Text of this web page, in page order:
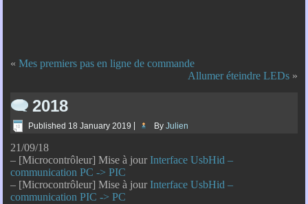
«Mes premiers pas en ligne de commande
Allumer éteindre LEDs»
2018
Published 18 January 2019 By Julien
21/09/18
– [Microcontrôleur] Mise à jourInterface UsbHid –
communication PC -> PIC
– [Microcontrôleur] Mise à jourInterface UsbHid –
communication PIC -> PC